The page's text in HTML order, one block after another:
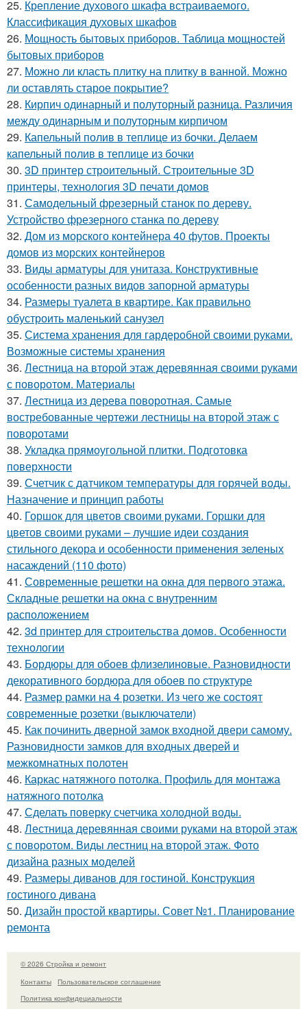
25. Крепление духового шкафа встраиваемого.
Классификация духовых шкафов
26. Мощность бытовых приборов. Таблица мощностей
бытовых приборов
27. Можно ли класть плитку на плитку в ванной. Можно
ли оставлять старое покрытие?
28. Кирпич одинарный и полуторный разница. Различия
между одинарным и полуторным кирпичом
29. Капельный полив в теплице из бочки. Делаем
капельный полив в теплице из бочки
30. 3D принтер строительный. Строительные 3D
принтеры, технология 3D печати домов
31. Самодельный фрезерный станок по дереву.
Устройство фрезерного станка по дереву
32. Дом из морского контейнера 40 футов. Проекты
домов из морских контейнеров
33. Виды арматуры для унитаза. Конструктивные
особенности разных видов запорной арматуры
34. Размеры туалета в квартире. Как правильно
обустроить маленький санузел
35. Система хранения для гардеробной своими руками.
Возможные системы хранения
36. Лестница на второй этаж деревянная своими руками
с поворотом. Материалы
37. Лестница из дерева поворотная. Самые
востребованные чертежи лестницы на второй этаж с
поворотами
38. Укладка прямоугольной плитки. Подготовка
поверхности
39. Счетчик с датчиком температуры для горячей воды.
Назначение и принцип работы
40. Горшок для цветов своими руками. Горшки для
цветов своими руками – лучшие идеи создания
стильного декора и особенности применения зеленых
насаждений (110 фото)
41. Современные решетки на окна для первого этажа.
Складные решетки на окна с внутренним
расположением
42. 3d принтер для строительства домов. Особенности
технологии
43. Бордюры для обоев флизелиновые. Разновидности
декоративного бордюра для обоев по структуре
44. Размер рамки на 4 розетки. Из чего же состоят
современные розетки (выключатели)
45. Как починить дверной замок входной двери самому.
Разновидности замков для входных дверей и
межкомнатных полотен
46. Каркас натяжного потолка. Профиль для монтажа
натяжного потолка
47. Сделать поверку счетчика холодной воды.
48. Лестница деревянная своими руками на второй этаж
с поворотом. Виды лестниц на второй этаж. Фото
дизайна разных моделей
49. Размеры диванов для гостиной. Конструкция
гостиного дивана
50. Дизайн простой квартиры. Совет №1. Планирование
ремонта
© 2026 Стройка и ремонт
Контакты
Пользовательское соглашение
Политика конфидециальности